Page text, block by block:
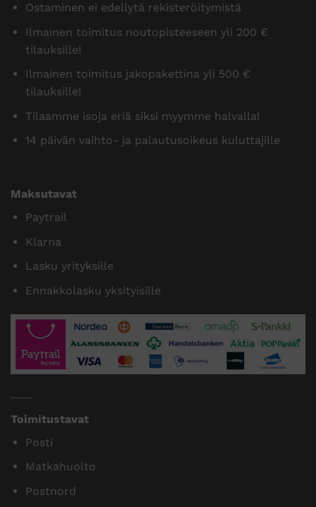
Ostaminen ei edellytä rekisteröitymistä
Ilmainen toimitus noutopisteeseen yli 200 €
tilauksille!
Ilmainen toimitus jakopakettina yli 500 €
tilauksille!
Tilaamme isoja eriä siksi myymme halvalla!
14 päivän vaihto- ja palautusoikeus kuluttajille
Maksutavat
Paytrail
Klarna
Lasku yrityksille
Ennakkolasku yksityisille
Toimitustavat
Posti
Matkahuolto
Postnord